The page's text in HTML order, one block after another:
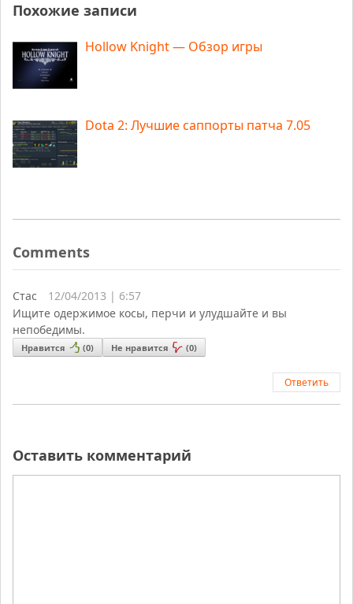
Похожие записи
Hollow Knight — Обзор игры
Dota 2: Лучшие саппорты патча 7.05
Comments
Стас
12/04/2013 | 6:57
Ищите одержимое косы, перчи и улудшайте и вы
непобедимы.
Нравится (0) Не нравится (0)
Ответить
Оставить комментарий